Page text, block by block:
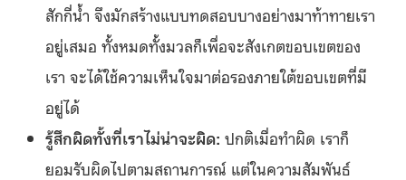
สักกี่น้ำ จึงมักสร้างแบบทดสอบบางอย่างมาท้าทายเรา
อยู่เสมอ ทั้งหมดทั้งมวลก็เพื่อจะสังเกตขอบเขตของ
เรา จะได้ใช้ความเห็นใจมาต่อรองภายใต้ขอบเขตที่มี
อยู่ได้
รู้สึกผิดทั้งที่เราไม่น่าจะผิด: ปกติเมื่อทำผิด เราก็
ยอมรับผิดไปตามสถานการณ์ แต่ในความสัมพันธ์